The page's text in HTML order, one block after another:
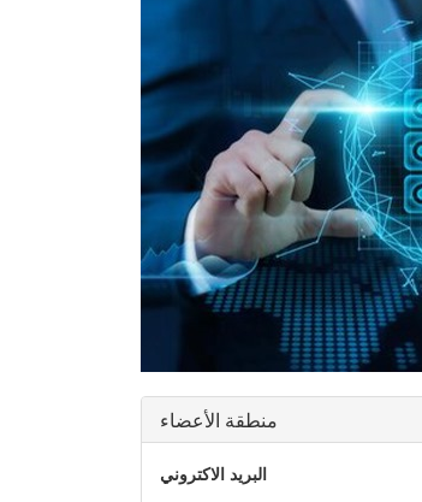
منطقة الأعضاء
البريد الاكتروني
كلمة السر
دخول
تسجيل حساب جديد
الأقسام الرئيسية
شركات المقاولات